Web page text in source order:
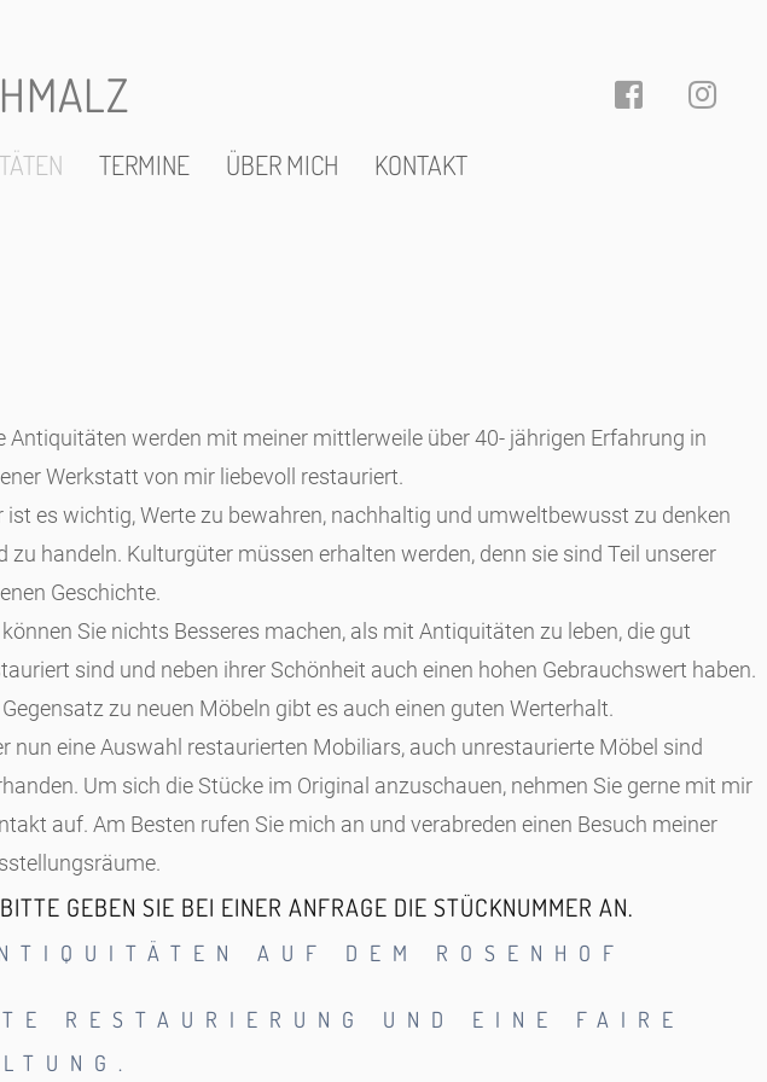
TERMINE ÜBER MICH KONTAKT
Antiquitäten werden mit meiner mittlerweile über 40- jährigen Erfahrung in
Werkstatt von mir liebevoll restauriert.
ist es wichtig, Werte zu bewahren, nachhaltig und umweltbewusst zu denken
zu handeln. Kulturgüter müssen erhalten werden, denn sie sind Teil unserer
Geschichte.
können Sie nichts Besseres machen, als mit Antiquitäten zu leben, die gut
sind und neben ihrer Schönheit auch einen hohen Gebrauchswert haben.
zu neuen Möbeln gibt es auch einen guten Werterhalt.
nun eine Auswahl restaurierten Mobiliars, auch unrestaurierte Möbel sind
Um sich die Stücke im Original anzuschauen, nehmen Sie gerne mit mir
auf. Am Besten rufen Sie mich an und verabreden einen Besuch meiner
GEBEN SIE BEI EINER ANFRAGE DIE STÜCKNUMMER AN.
AUF DEM ROSENHOF
RESTAURIERUNG UND EINE FAIRE